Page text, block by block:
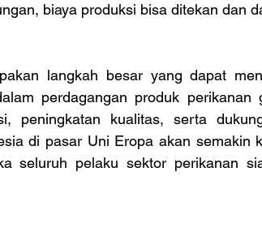
biaya produksi bisa ditekan dan
langkah besar yang dapat
perdagangan produk perikanan
peningkatan kualitas, serta
di pasar Uni Eropa akan semakin
seluruh pelaku sektor perikanan